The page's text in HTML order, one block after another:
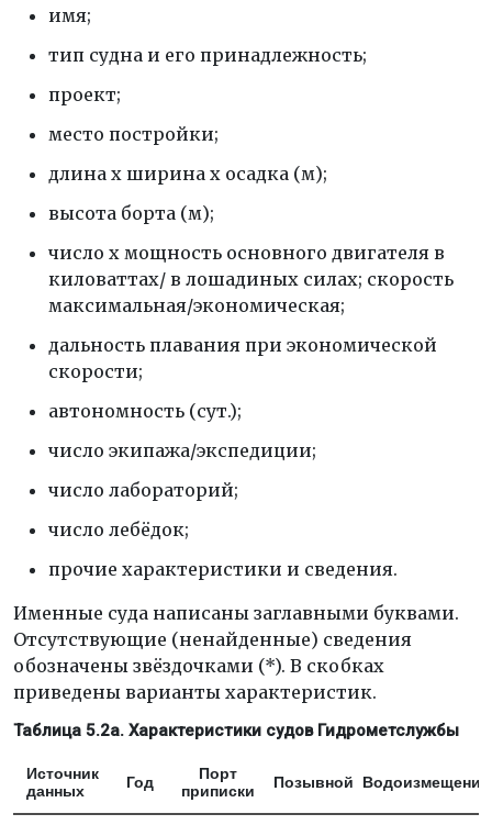
имя;
тип судна и его принадлежность;
проект;
место постройки;
длина х ширина х осадка (м);
высота борта (м);
число х мощность основного двигателя в
киловаттах/ в лошадиных силах; скорость
максимальная/экономическая;
дальность плавания при экономической
скорости;
автономность (сут.);
число экипажа/экспедиции;
число лабораторий;
число лебёдок;
прочие характеристики и сведения.
Именные суда написаны заглавными буквами.
Отсутствующие (ненайденные) сведения
обозначены звёздочками (*). В скобках
приведены варианты характеристик.
Таблица 5.2a. Характеристики судов Гидрометслужбы
Источник
данных
Год
Порт
приписки
Позывной Водоизмещение